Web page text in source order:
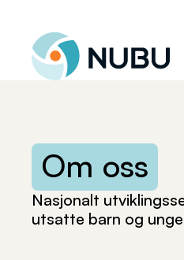
Til forsiden
Om oss
Nasjonalt
utsatte barn og